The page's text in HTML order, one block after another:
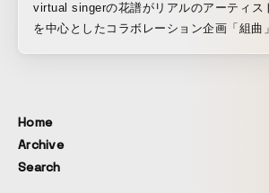
virtual singerの花譜がリアルのアーティス
を中心としたコラボレーション企画「組曲
Home
Archive
Search